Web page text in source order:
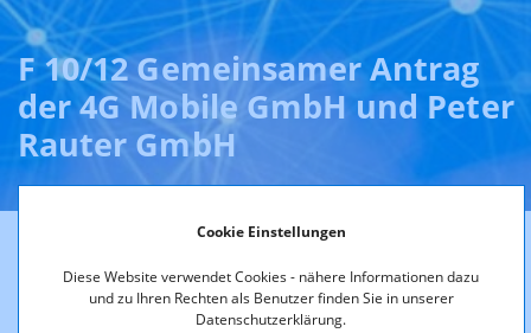
Cookie Einstellungen
Diese Website verwendet Cookies - nähere Informationen dazu
und zu Ihren Rechten als Benutzer finden Sie in unserer
Datenschutzerklärung.
F 10/12 Gemeinsamer Antrag
der 4G Mobile GmbH und Peter
Rauter GmbH
Gemeinsamer Antrag der 4G Mobile GmbH und Peter Rauter
Gemäß der zitierten Bestimmung erfolgt daher die